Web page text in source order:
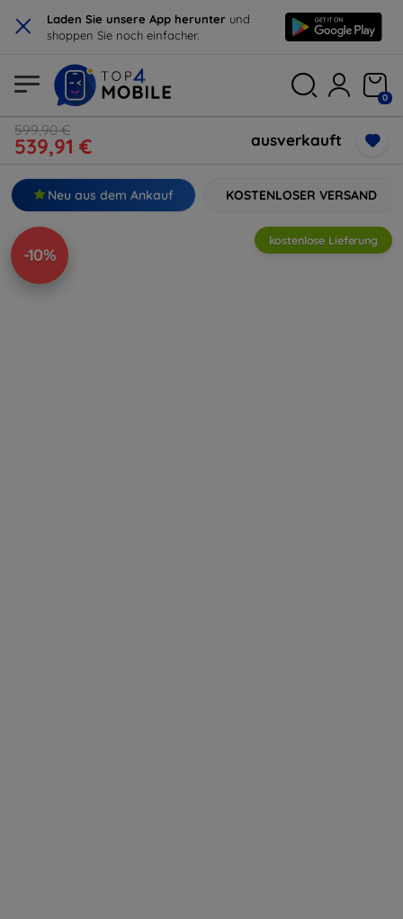
× Laden Sie unsere App herunter und
shoppen Sie noch einfacher.
0
599,90 €
539,91 € ausverkauft
Neu aus dem Ankauf KOSTENLOSER VERSAND
-10%
kostenlose Lieferung